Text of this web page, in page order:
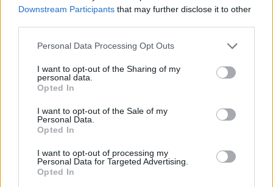
Downstream Participants that may further disclose it to other
Please note that this website/app uses one or more Google
not limited to your visit or usage behaviour. You may click to
grant or deny consent to Google and its third-party tags to
use your data for below specified purposes in below Google
consent section.
Personal Data Processing Opt Outs
I want to opt-out of the Sharing of my
personal data.
Opted In
I want to opt-out of the Sale of my
Personal Data.
Opted In
I want to opt-out of processing my
Personal Data for Targeted Advertising.
Opted In
Hatalmas siker volt a film a maga idejében,
megérdemelten, hiszen összességében jól össze lett
rakva, a zárókép pedig katartikusra sikeredett (két
változatot is leforgattak, de a tesztközönség
véleménye alapján egyértelmű volt, hogy melyik a
hatásosabb). Bátrak voltak az alkotók, hiszen egy